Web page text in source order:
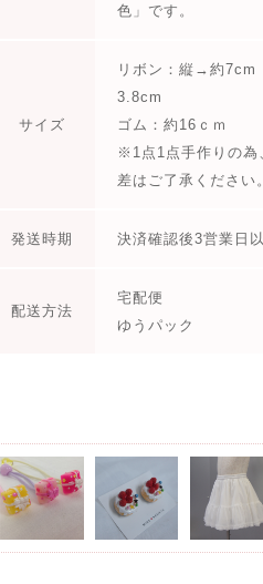
色」です。
サイズ
リボン：縦→約
3.8cm
ゴム：約16ｃｍ
※1点1点手作りの為
差はご了承ください。
発送時期 決済確認後3営業日
配送方法
宅配便
ゆうパック